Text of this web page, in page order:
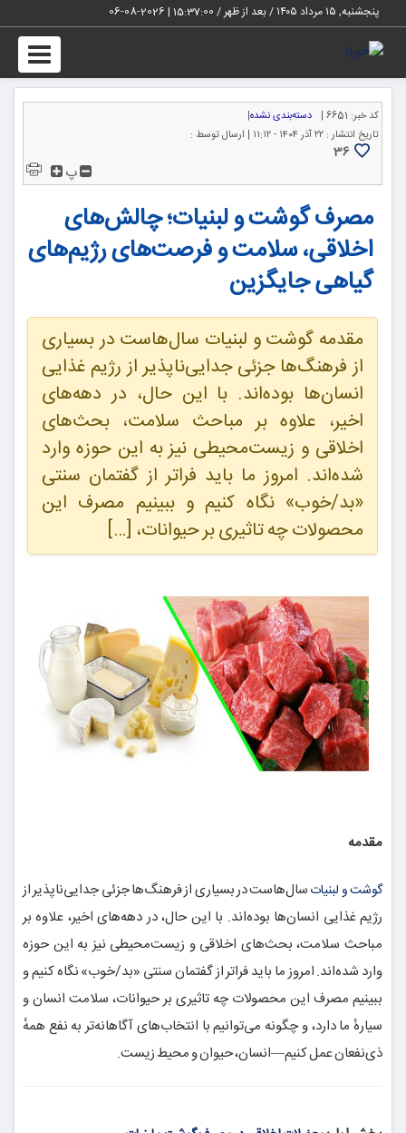
پنجشنبه, ۱۵ مرداد ۱۴۰۵ / بعد از ظهر / 15:37:01
|
2026-08-06
کد خبر: 6651 | دسته‌بندی نشده|
تاریخ انتشار : ۲۲ آذر ۱۴۰۴ - ۱۱:۱۲ | ارسال توسط :
36
پ
مصرف گوشت و لبنیات؛ چالش‌های
اخلاقی، سلامت و فرصت‌های رژیم‌های
گیاهی جایگزین
مقدمه گوشت و لبنیات سال‌هاست در بسیاری
از فرهنگ‌ها جزئی جدایی‌ناپذیر از رژیم غذایی
انسان‌ها بوده‌اند. با این حال، در دهه‌های
اخیر، علاوه بر مباحث سلامت، بحث‌های
اخلاقی و زیست‌محیطی نیز به این حوزه وارد
شده‌اند. امروز ما باید فراتر از گفتمان سنتی
«بد/خوب» نگاه کنیم و ببینیم مصرف این
محصولات چه تاثیری بر حیوانات، […]
مقدمه
گوشت و لبنیاتسال‌هاست در بسیاری از فرهنگ‌ها جزئی جدایی‌ناپذیر از
رژیم غذایی انسان‌ها بوده‌اند. با این حال، در دهه‌های اخیر، علاوه بر
مباحث سلامت، بحث‌های اخلاقی و زیست‌محیطی نیز به این حوزه
وارد شده‌اند. امروز ما باید فراتر از گفتمان سنتی «بد/خوب» نگاه کنیم و
ببینیم مصرف این محصولات چه تاثیری بر حیوانات، سلامت انسان و
سیارهٔ ما دارد، و چگونه می‌توانیم با انتخاب‌های آگاهانه‌تر به نفع همهٔ
ذی‌نفعان عمل کنیم—انسان، حیوان و محیط زیست.